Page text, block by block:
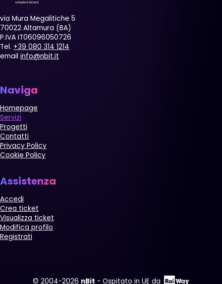
via Mura Megalitiche 5
70022 Altamura (BA)
P.IVA IT06096050726
Tel. +39 080 314 1214
email info@nbit.it
Naviga
Homepage
Servizi
Progetti
Contatti
Privacy Policy
Cookie Policy
Assistenza
Accedi
Crea ticket
Visualizza ticket
Modifica profilo
Registrati
© 2004-2026 nBit -Ospitato in UE da